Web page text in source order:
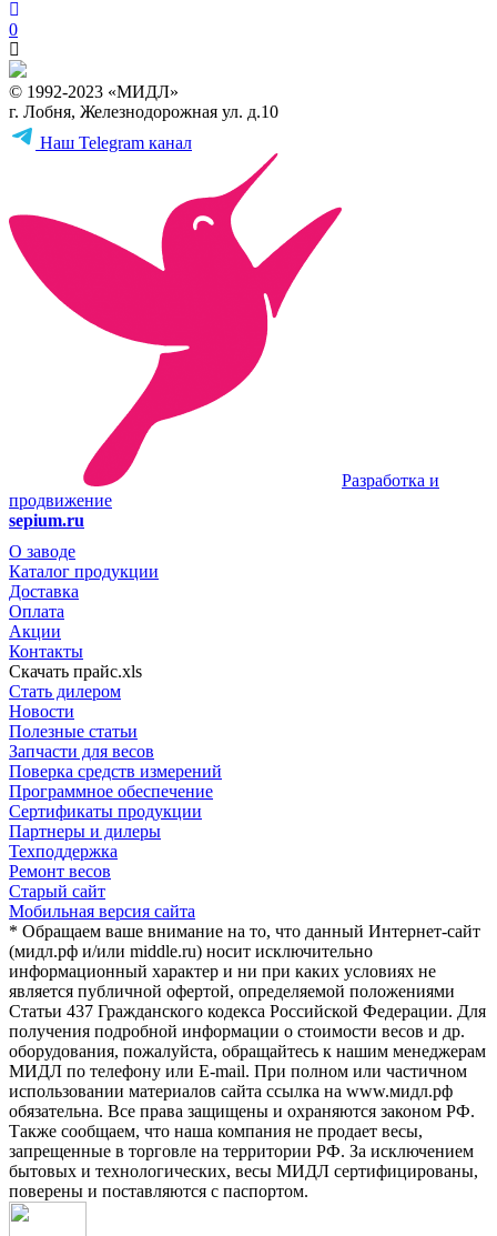
0
© 1992-2023 «МИДЛ»
г. Лобня, Железнодорожная ул. д.10
Наш Telegram канал
Разработка и
продвижение
sepium.ru
О заводе
Каталог продукции
Доставка
Оплата
Акции
Контакты
Скачать прайс.xls
Стать дилером
Новости
Полезные статьи
Запчасти для весов
Поверка средств измерений
Программное обеспечение
Сертификаты продукции
Партнеры и дилеры
Техподдержка
Ремонт весов
Старый сайт
Мобильная версия сайта
* Обращаем ваше внимание на то, что данный Интернет-сайт
(мидл.рф и/или middle.ru) носит исключительно
информационный характер и ни при каких условиях не
является публичной офертой, определяемой положениями
Статьи 437 Гражданского кодекса Российской Федерации. Для
получения подробной информации о стоимости весов и др.
оборудования, пожалуйста, обращайтесь к нашим менеджерам
МИДЛ по телефону или E-mail. При полном или частичном
использовании материалов сайта ссылка на www.мидл.рф
обязательна. Все права защищены и охраняются законом РФ.
Также сообщаем, что наша компания не продает весы,
запрещенные в торговле на территории РФ. За исключением
бытовых и технологических, весы МИДЛ сертифицированы,
поверены и поставляются с паспортом.